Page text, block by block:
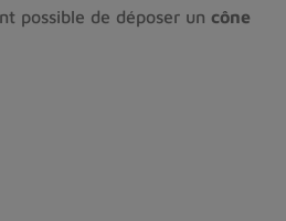
possible de déposer un cône